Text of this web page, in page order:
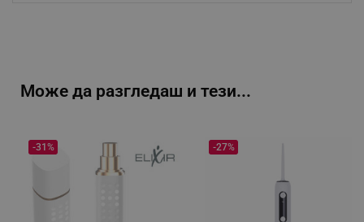
Може да разгледаш и тези...
-31% -27%